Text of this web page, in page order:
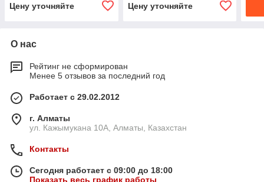
Цену уточняйте
Цену уточняйте
О нас
Рейтинг не сформирован
Менее 5 отзывов за последний год
Работает с 29.02.2012
г. Алматы
ул. Кажымукана 10А, Алматы, Казахстан
Контакты
Сегодня работает с 09:00 до 18:00
Показать весь график работы